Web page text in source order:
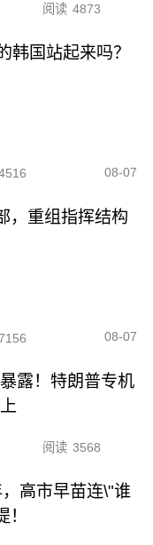
阅读 4873
韩国站起来吗？
08-07
，重组指挥结构
08-07
露！特朗普专机
阅读 3568
高市早苗连\"谁